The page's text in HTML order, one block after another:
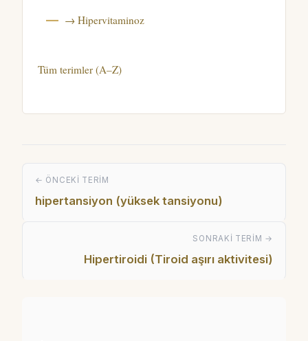
→ Hipervitaminoz
Tüm terimler (A–Z)
← ÖNCEKI TERIM
hipertansiyon (yüksek tansiyonu)
SONRAKI TERIM →
Hipertiroidi (Tiroid aşırı aktivitesi)